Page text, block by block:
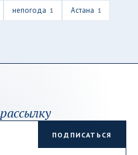
непогода 1 Астана 1
рассылку
ПОДПИСАТЬСЯ